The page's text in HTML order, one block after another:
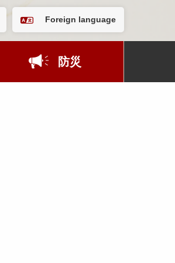
Foreign language
防災